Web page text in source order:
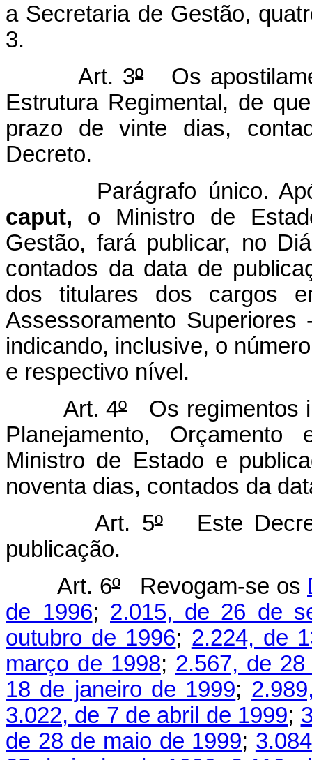
a Secretaria de Gestão,
3.
Art. 3ºOs
Estrutura Regimental, de
prazo de vinte dias,
Decreto.
Parágrafo único. Após
caput, o Ministro de
Gestão, fará publicar, no
contados da data de
dos titulares dos cargos
Assessoramento
indicando, inclusive, o
e respectivo nível.
Art. 4ºOs regimentos
Planejamento,
Ministro de Estado e
noventa dias, contados da
Art. 5ºEste
publicação.
Art. 6ºRevogam-se os
de 1996; 2.015, de 26 de
outubro de 1996; 2.224, de
março de 1998; 2.567, de
18 de janeiro de 1999;
3.022, de 7 de abril de 1999;
de 28 de maio de 1999;